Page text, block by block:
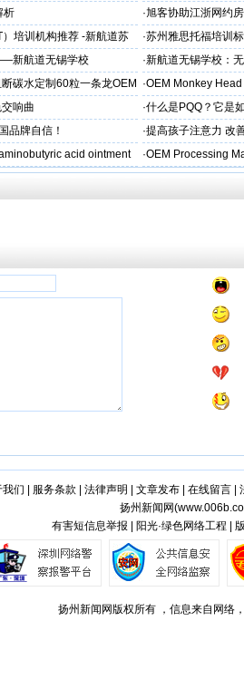
糟心！看完这篇再开
析 ·旭客协助江浙网约
标杆
培训机构推荐 -新航道苏
·苏州雅思托福培训
率领先
新航道无锡学校 ·新航道无锡学校：
碳水定制60粒一条龙OEM
·OEM Monkey
aps
响曲 ·什么是PQQ？它是
品牌自信！ ·提高孩子注意力 改
acid ointment ·OEM Processing
我们 服务条款 法律声明 文章发布| 在线留言|
扬州新闻网(
有害短信息举报 | 阳光·绿色网络工程 |
扬州新闻网版权所有 ，信息来自网络